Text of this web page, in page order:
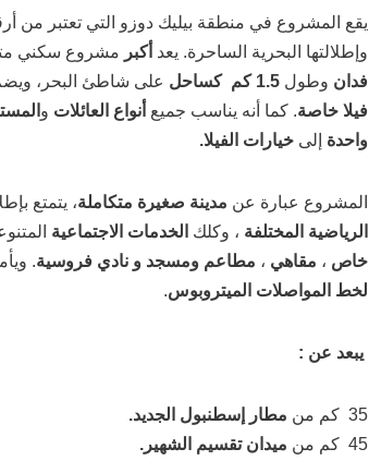
يقع المشروع في منطقة بيليك دوزو التي تعتبر من
وإطلالتها البحرية الساحرة. يعد أكبر مشروع سكني
فدان وطول 1.5 كم كساحل على شاطئ البحر،
فيلا خاصة. كما أنه يناسب جميع أنواع العائلات و
واحدة إلى خيارات الفيلا.
المشروع عبارة عن مدينة صغيرة متكاملة، يتمتع
الرياضية المختلفة ، وكلك الخدمات الاجتماعية
خاص ، مقاهي ، مطاعم ومسجد و نادي فروسية.
لخط المواصلات الميتروبوس.
يبعد عن :
35 كم من
مطار إسطنبول الجديد.
45 كم من
ميدان تقسيم الشهير.